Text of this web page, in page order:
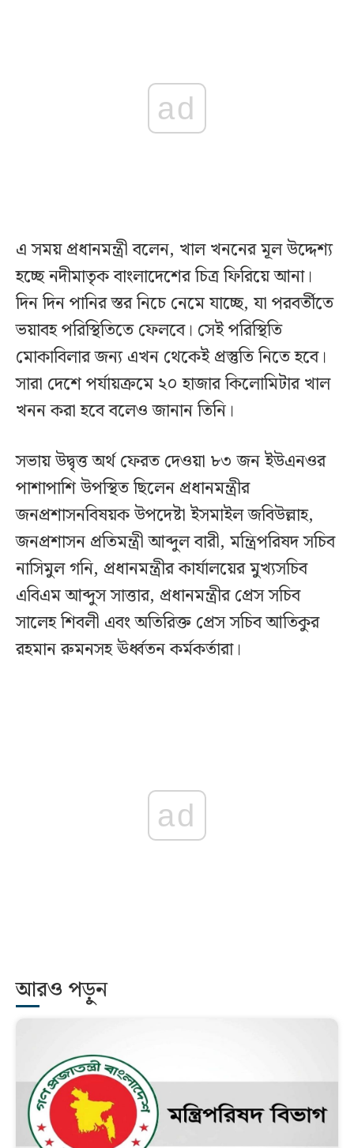
ad
এ সময় প্রধানমন্ত্রী বলেন, খাল খননের মূল উদ্দেশ্য
হচ্ছে নদীমাতৃক বাংলাদেশের চিত্র ফিরিয়ে আনা।
দিন দিন পানির স্তর নিচে নেমে যাচ্ছে, যা পরবর্তীতে
ভয়াবহ পরিস্থিতিতে ফেলবে। সেই পরিস্থিতি
মোকাবিলার জন্য এখন থেকেই প্রস্তুতি নিতে হবে।
সারা দেশে পর্যায়ক্রমে ২০ হাজার কিলোমিটার খাল
খনন করা হবে বলেও জানান তিনি।
সভায় উদ্বৃত্ত অর্থ ফেরত দেওয়া ৮৩ জন ইউএনওর
পাশাপাশি উপস্থিত ছিলেন প্রধানমন্ত্রীর
জনপ্রশাসনবিষয়ক উপদেষ্টা ইসমাইল জবিউল্লাহ,
জনপ্রশাসন প্রতিমন্ত্রী আব্দুল বারী, মন্ত্রিপরিষদ সচিব
নাসিমুল গনি, প্রধানমন্ত্রীর কার্যালয়ের মুখ্যসচিব
এবিএম আব্দুস সাত্তার, প্রধানমন্ত্রীর প্রেস সচিব
সালেহ শিবলী এবং অতিরিক্ত প্রেস সচিব আতিকুর
রহমান রুমনসহ ঊর্ধ্বতন কর্মকর্তারা।
ad
আরও পড়ুন